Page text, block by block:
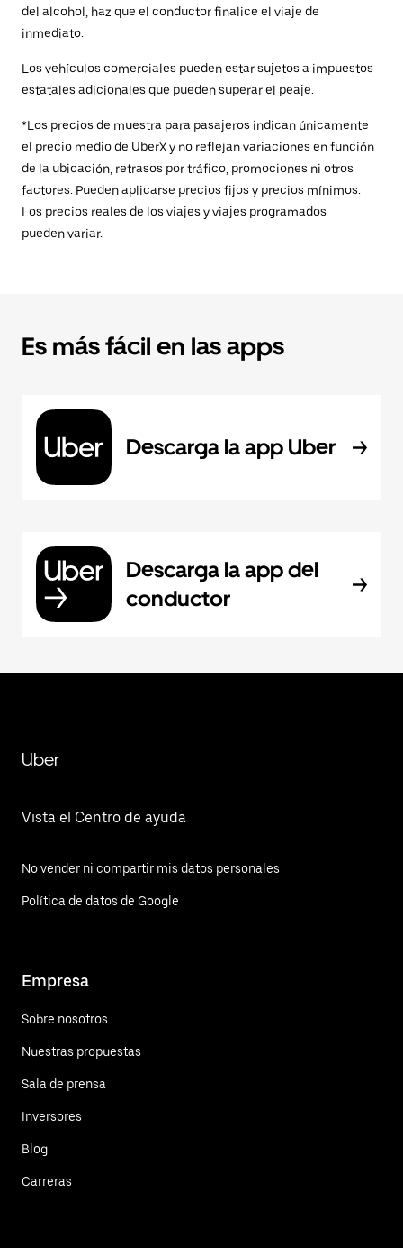
del alcohol, haz que el conductor finalice el viaje de
inmediato.
Los vehículos comerciales pueden estar sujetos a impuestos
estatales adicionales que pueden superar el peaje.
*Los precios de muestra para pasajeros indican únicamente
el precio medio de UberX y no reflejan variaciones en función
de la ubicación, retrasos por tráfico, promociones ni otros
factores. Pueden aplicarse precios fijos y precios mínimos.
Los precios reales de los viajes y viajes programados
pueden variar.
Es más fácil en las apps
Descarga la app Uber
Descarga la app del
conductor
Uber
Vista el Centro de ayuda
No vender ni compartir mis datos personales
Política de datos de Google
Empresa
Sobre nosotros
Nuestras propuestas
Sala de prensa
Inversores
Blog
Carreras